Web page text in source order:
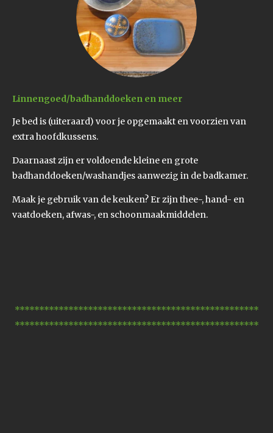
Linnengoed/badhanddoeken en meer
Je bed is (uiteraard) voor je opgemaakt en voorzien van
extra hoofdkussens.
Daarnaast zijn er voldoende kleine en grote
badhanddoeken/washandjes aanwezig in de badkamer.
Maak je gebruik van de keuken? Er zijn thee-, hand- en
vaatdoeken, afwas-, en schoonmaakmiddelen.
**************************************************
**************************************************